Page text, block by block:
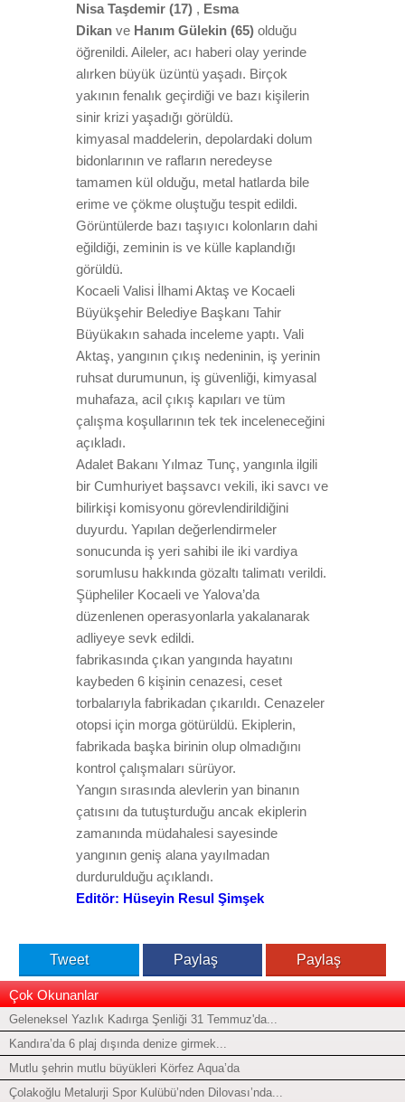
Nisa Taşdemir (17) , Esma
Dikan ve Hanım Gülekin (65) olduğu
öğrenildi. Aileler, acı haberi olay yerinde
alırken büyük üzüntü yaşadı. Birçok
yakının fenalık geçirdiği ve bazı kişilerin
sinir krizi yaşadığı görüldü.
kimyasal maddelerin, depolardaki dolum
bidonlarının ve rafların neredeyse
tamamen kül olduğu, metal hatlarda bile
erime ve çökme oluştuğu tespit edildi.
Görüntülerde bazı taşıyıcı kolonların dahi
eğildiği, zeminin is ve külle kaplandığı
görüldü.
Kocaeli Valisi İlhami Aktaş ve Kocaeli
Büyükşehir Belediye Başkanı Tahir
Büyükakın sahada inceleme yaptı. Vali
Aktaş, yangının çıkış nedeninin, iş yerinin
ruhsat durumunun, iş güvenliği, kimyasal
muhafaza, acil çıkış kapıları ve tüm
çalışma koşullarının tek tek inceleneceğini
açıkladı.
Adalet Bakanı Yılmaz Tunç, yangınla ilgili
bir Cumhuriyet başsavcı vekili, iki savcı ve
bilirkişi komisyonu görevlendirildiğini
duyurdu. Yapılan değerlendirmeler
sonucunda iş yeri sahibi ile iki vardiya
sorumlusu hakkında gözaltı talimatı verildi.
Şüpheliler Kocaeli ve Yalova’da
düzenlenen operasyonlarla yakalanarak
adliyeye sevk edildi.
fabrikasında çıkan yangında hayatını
kaybeden 6 kişinin cenazesi, ceset
torbalarıyla fabrikadan çıkarıldı. Cenazeler
otopsi için morga götürüldü. Ekiplerin,
fabrikada başka birinin olup olmadığını
kontrol çalışmaları sürüyor.
Yangın sırasında alevlerin yan binanın
çatısını da tutuşturduğu ancak ekiplerin
zamanında müdahalesi sayesinde
yangının geniş alana yayılmadan
durdurulduğu açıklandı.
Editör: Hüseyin Resul Şimşek
Tweet Paylaş Paylaş
Çok Okunanlar
Geleneksel Yazlık Kadırga Şenliği 31 Temmuz'da...
Kandıra’da 6 plaj dışında denize girmek...
Mutlu şehrin mutlu büyükleri Körfez Aqua’da
Çolakoğlu Metalurji Spor Kulübü’nden Dilovası’nda...